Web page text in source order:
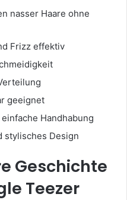
nasser Haare ohne
Frizz effektiv
geeignet
Handhabung
stylisches Design
Geschichte
Teezer